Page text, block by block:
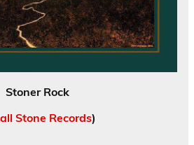
Stoner Rock
Stone Records)